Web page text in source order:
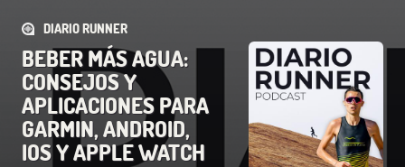
DIARIO RUNNER
BEBER MÁS AGUA:
CONSEJOS Y
APLICACIONES PARA
GARMIN, ANDROID,
IOS Y APPLE WATCH